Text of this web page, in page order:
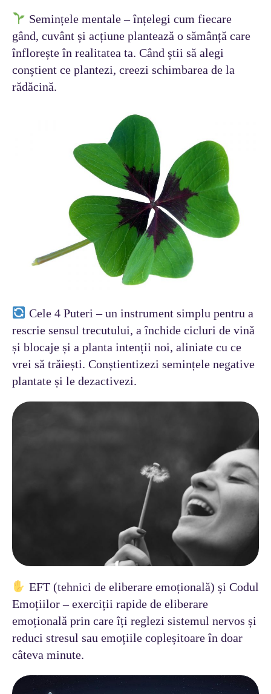
Semințele mentale – înțelegi cum fiecare
gând, cuvânt și acțiune plantează o sămânță care
înflorește în realitatea ta. Când știi să alegi
conștient ce plantezi, creezi schimbarea de la
rădăcină.
Cele 4 Puteri – un instrument simplu pentru a
rescrie sensul trecutului, a închide cicluri de vină
și blocaje și a planta intenții noi, aliniate cu ce
vrei să trăiești. Conștientizezi semințele negative
plantate și le dezactivezi.
EFT (tehnici de eliberare emoțională) și Codul
Emoțiilor – exerciții rapide de eliberare
emoțională prin care îți reglezi sistemul nervos și
reduci stresul sau emoțiile copleșitoare în doar
câteva minute.